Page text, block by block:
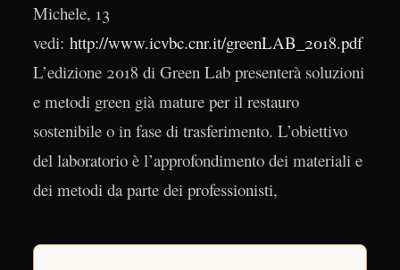
Michele, 13
vedi: http://www.icvbc.cnr.it/greenLAB_2018.pdf
L’edizione 2018 di Green Lab presenterà soluzioni
e metodi green già mature per il restauro
sostenibile o in fase di trasferimento. L’obiettivo
del laboratorio è l’approfondimento dei materiali e
dei metodi da parte dei professionisti,